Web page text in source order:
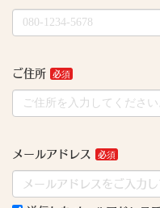
ご住所
メールアドレス